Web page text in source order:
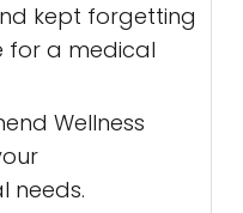
kept forgetting
for a medical
Wellness
needs.